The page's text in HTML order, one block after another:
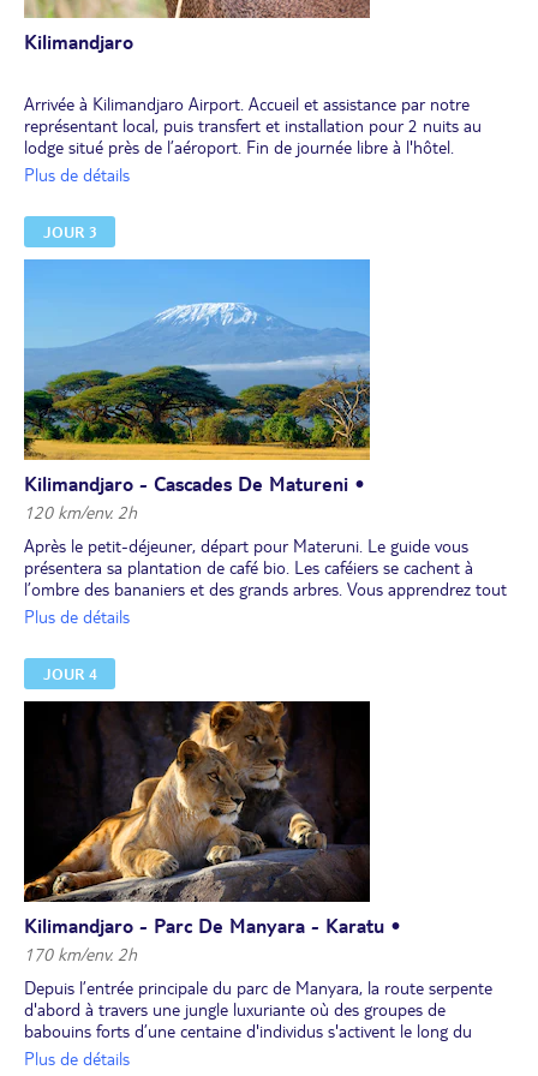
Kilimandjaro
Arrivée à Kilimandjaro Airport. Accueil et assistance par notre
représentant local, puis transfert et installation pour 2 nuits au
lodge situé près de l’aéroport. Fin de journée libre à l'hôtel.
Dîner et nuit en lodge.
Plus de détails
JOUR 3
Kilimandjaro - Cascades De Matureni •
120 km/env. 2h
Après le petit-déjeuner, départ pour Materuni. Le guide vous
présentera sa plantation de café bio. Les caféiers se cachent à
l’ombre des bananiers et des grands arbres. Vous apprendrez tout
le processus de production du café de façon ludique et
n’aimant pas le café auront envie d’y goûter ! Après la dégustation,
vous emprunterez un sentier étroit à travers le village et la forêt
luxuriante riche en arbres fruitiers. Si le temps est dégagé, vous
aurez pour toile de fond le majestueux sommet du Kilimandjaro, le
Kibo. Après environ 45 minutes de marche, vous apercevez la
magnifique cascade de Materuni. Déjeuner traditionnel au village.
Retour au lodge. Dîner et nuit au lodge.
Plus de détails
JOUR 4
Kilimandjaro - Parc De Manyara - Karatu •
170 km/env. 2h
Depuis l’entrée principale du parc de Manyara, la route serpente
d'abord à travers une jungle luxuriante où des groupes de
babouins forts d’une centaine d'individus s'activent le long du
chemin, où les singes bleus se camouflent dans les arbres et où les
Plus de détails